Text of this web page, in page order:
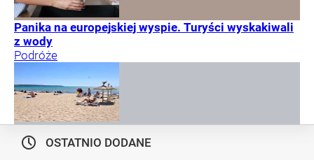
Panika na europejskiej wyspie. Turyści wyskakiwali
z wody
Podróże
OSTATNIO DODANE